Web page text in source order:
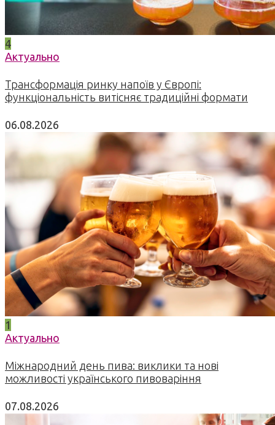
4
Актуально
Трансформація ринку напоїв у Європі:
функціональність витісняє традиційні формати
06.08.2026
1
Актуально
Міжнародний день пива: виклики та нові
можливості українського пивоваріння
07.08.2026